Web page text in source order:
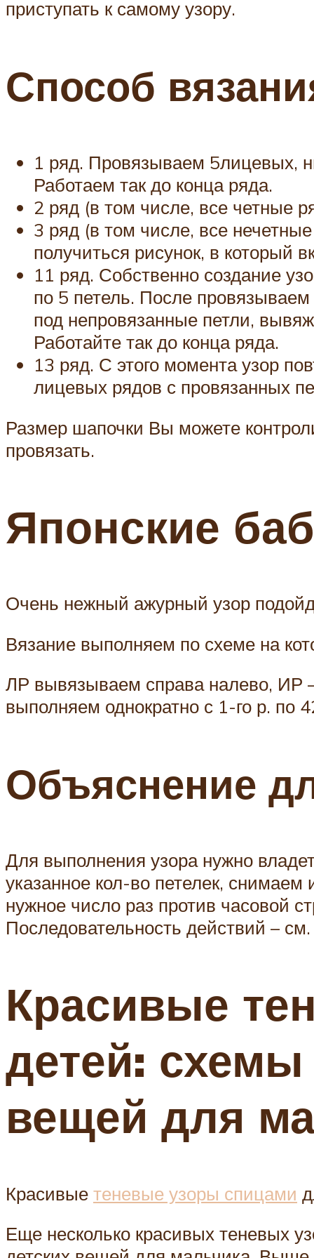
приступать к самому узору.
Способ
1 ряд. Провязываем 5лицевых,
Работаем так до конца ряда.
2 ряд (в том числе, все четные
3 ряд (в том числе, все
получиться рисунок, в который
11 ряд. Собственно создание
по 5 петель. После
под непровязанные петли,
Работайте так до конца ряда.
13 ряд. С этого момента узор
лицевых рядов с провязанных
Размер шапочки Вы можете
провязать.
Японские
Очень нежный ажурный узор
Вязание выполняем по схеме на
ЛР вывязываем справа налево, ИР
выполняем однократно с 1-го р. по
Объяснение
Для выполнения узора нужно
указанное кол-во петелек,
нужное число раз против часовой
Последовательность действий –
Красивые
детей: схемы
вещей для
Красивые теневые узоры спицами
Еще несколько красивых теневых